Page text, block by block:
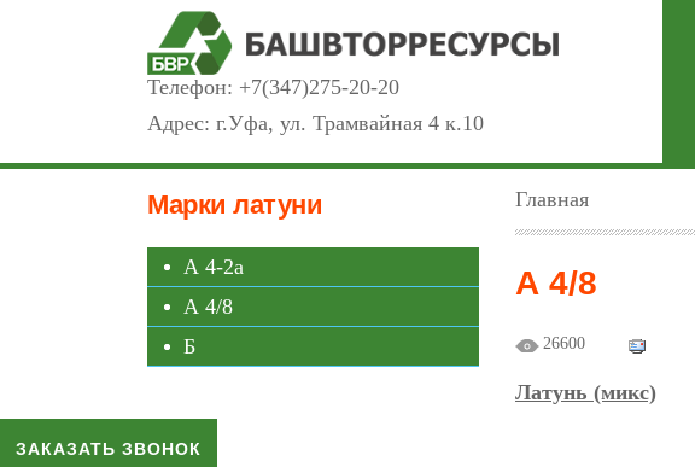
ЗАКАЗАТЬ ЗВОНОК
Телефон: +7(347)275-20-20
Адрес: г.Уфа, ул. Трамвайная 4 к.10
Марки латуни
А 4-2а
А 4/8
Б
Главная
А 4/8
26600
Латунь (микс)